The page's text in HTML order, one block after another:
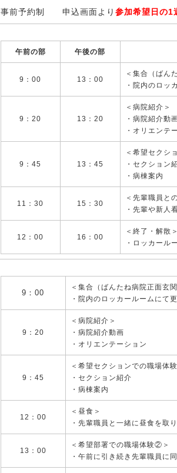
事前予約制 申込画面より 参加希望日の1
午前の部 午後の部
9：00 13：00
＜集合（ばん
・院内のロッ
9：20 13：20
＜病院紹介＞
・病院紹介動
・オリエンテ
9：45 13：45
＜希望セクシ
・セクション
・病棟案内
11：30 15：30
＜先輩職員と
・先輩や新人
12：00 16：00
＜終了・解散
・ロッカール
9：00
＜集合（ばんたね病院正面玄
・院内のロッカールームにて
9：20
＜病院紹介＞
・病院紹介動画
・オリエンテーション
9：45
＜希望セクションでの職場体
・セクション紹介
・病棟案内
12：00
＜昼食＞
・先輩職員と一緒に昼食を取
13：00
＜希望部署での職場体験②＞
・午前に引き続き先輩職員に